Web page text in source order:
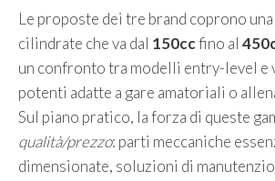
Le proposte dei tre brand coprono una
cilindrate che va dal 150ccfino al
un confronto tra modelli entry-level e
potenti adatte a gare amatoriali o
Sul piano pratico, la forza di queste
qualità/prezzo: parti meccaniche
dimensionate, soluzioni di